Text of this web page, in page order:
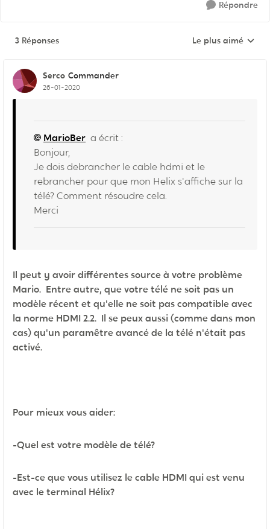
Répondre
3 Réponses Réponses triées
Le plus aimé
Serco Commander
26-01-2020
MarioBer a écrit :
Bonjour,
Je dois debrancher le cable hdmi et le
rebrancher pour que mon Helix s'affiche sur la
télé? Comment résoudre cela.
Merci
Il peut y avoir différentes source à votre problème
Mario. Entre autre, que votre télé ne soit pas un
modèle récent et qu'elle ne soit pas compatible avec
la norme HDMI 2.2. Il se peux aussi (comme dans mon
cas) qu'un paramêtre avancé de la télé n'était pas
activé.
Pour mieux vous aider:
-Quel est votre modèle de télé?
-Est-ce que vous utilisez le cable HDMI qui est venu
avec le terminal Hélix?